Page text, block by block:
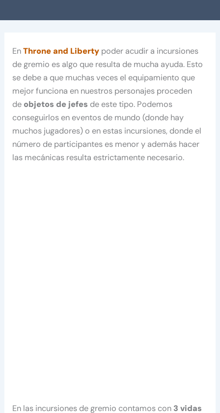
EnThrone and Liberty poder acudir a incursiones
de gremio es algo que resulta de mucha ayuda. Esto
se debe a que muchas veces el equipamiento que
mejor funciona en nuestros personajes proceden
de objetos de jefes de este tipo. Podemos
conseguirlos en eventos de mundo (donde hay
muchos jugadores) o en estas incursiones, donde el
número de participantes es menor y además hacer
las mecánicas resulta estrictamente necesario.
En las incursiones de gremio contamos con 3 vidas